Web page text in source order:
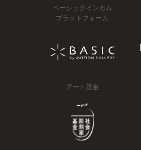
ベーシックインカム
プラットフォーム
アート基金